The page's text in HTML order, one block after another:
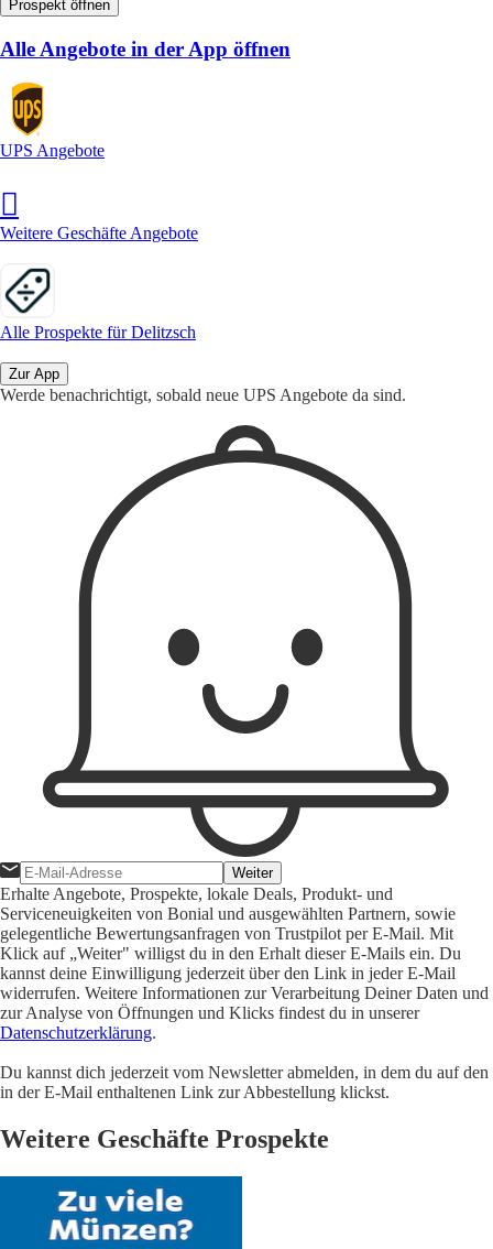
Prospekt öffnen
Alle Angebote in der App öffnen
UPS Angebote
Weitere Geschäfte Angebote
Alle Prospekte für Delitzsch
Zur App
Werde benachrichtigt, sobald neue UPS Angebote da sind.
Weiter
Erhalte Angebote, Prospekte, lokale Deals, Produkt- und
Serviceneuigkeiten von Bonial und ausgewählten Partnern, sowie
gelegentliche Bewertungsanfragen von Trustpilot per E-Mail. Mit
Klick auf „Weiter" willigst du in den Erhalt dieser E-Mails ein. Du
kannst deine Einwilligung jederzeit über den Link in jeder E-Mail
widerrufen. Weitere Informationen zur Verarbeitung Deiner Daten und
zur Analyse von Öffnungen und Klicks findest du in unserer
Datenschutzerklärung.
Du kannst dich jederzeit vom Newsletter abmelden, in dem du auf den
in der E-Mail enthaltenen Link zur Abbestellung klickst.
Weitere Geschäfte Prospekte